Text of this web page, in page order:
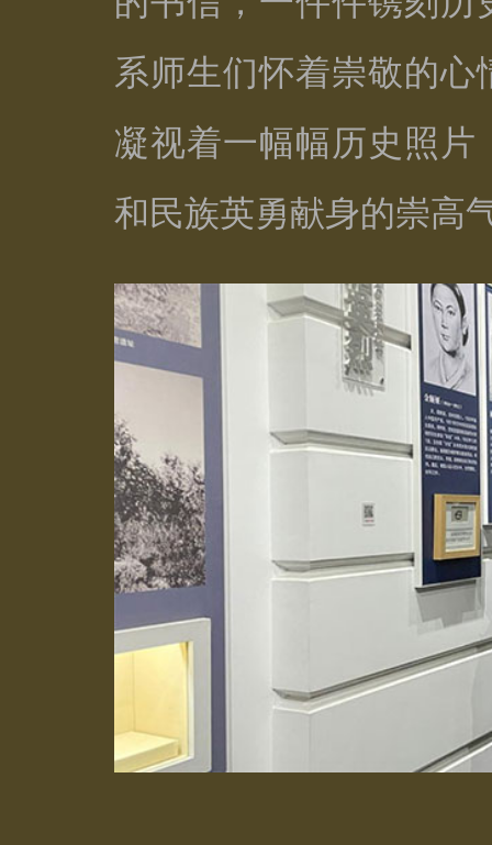
系师生们怀着崇敬的
凝视着一幅幅历史照
和民族英勇献身的崇高